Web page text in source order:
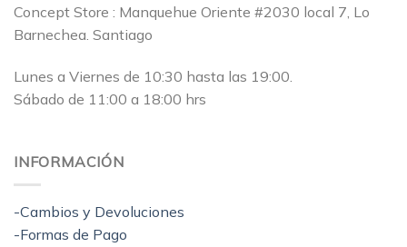
Concept Store : Manquehue Oriente #2030 local 7, Lo
Barnechea. Santiago
Lunes a Viernes de 10:30 hasta las 19:00.
Sábado de 11:00 a 18:00 hrs
INFORMACIÓN
-Cambios y Devoluciones
-Formas de Pago